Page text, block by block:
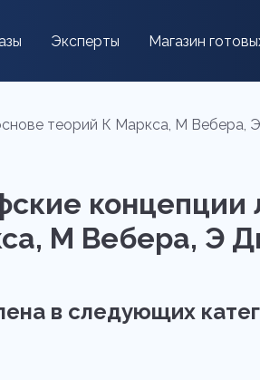
Эксперты Магазин
теорий К Маркса, М Вебера,
концепции
М Вебера, Э
в следующих